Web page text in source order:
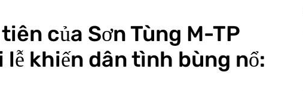
của Sơn Tùng M-TP
khiến dân tình bùng nổ: